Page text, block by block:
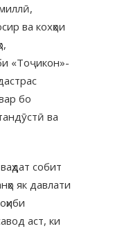
ва кохҳои
«Тоҷикон»-
бо
ва
собит
як давлати
аст, ки